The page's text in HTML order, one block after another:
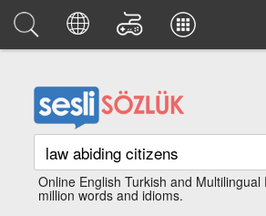
Online English Turkish and Multilingual
million words and idioms.